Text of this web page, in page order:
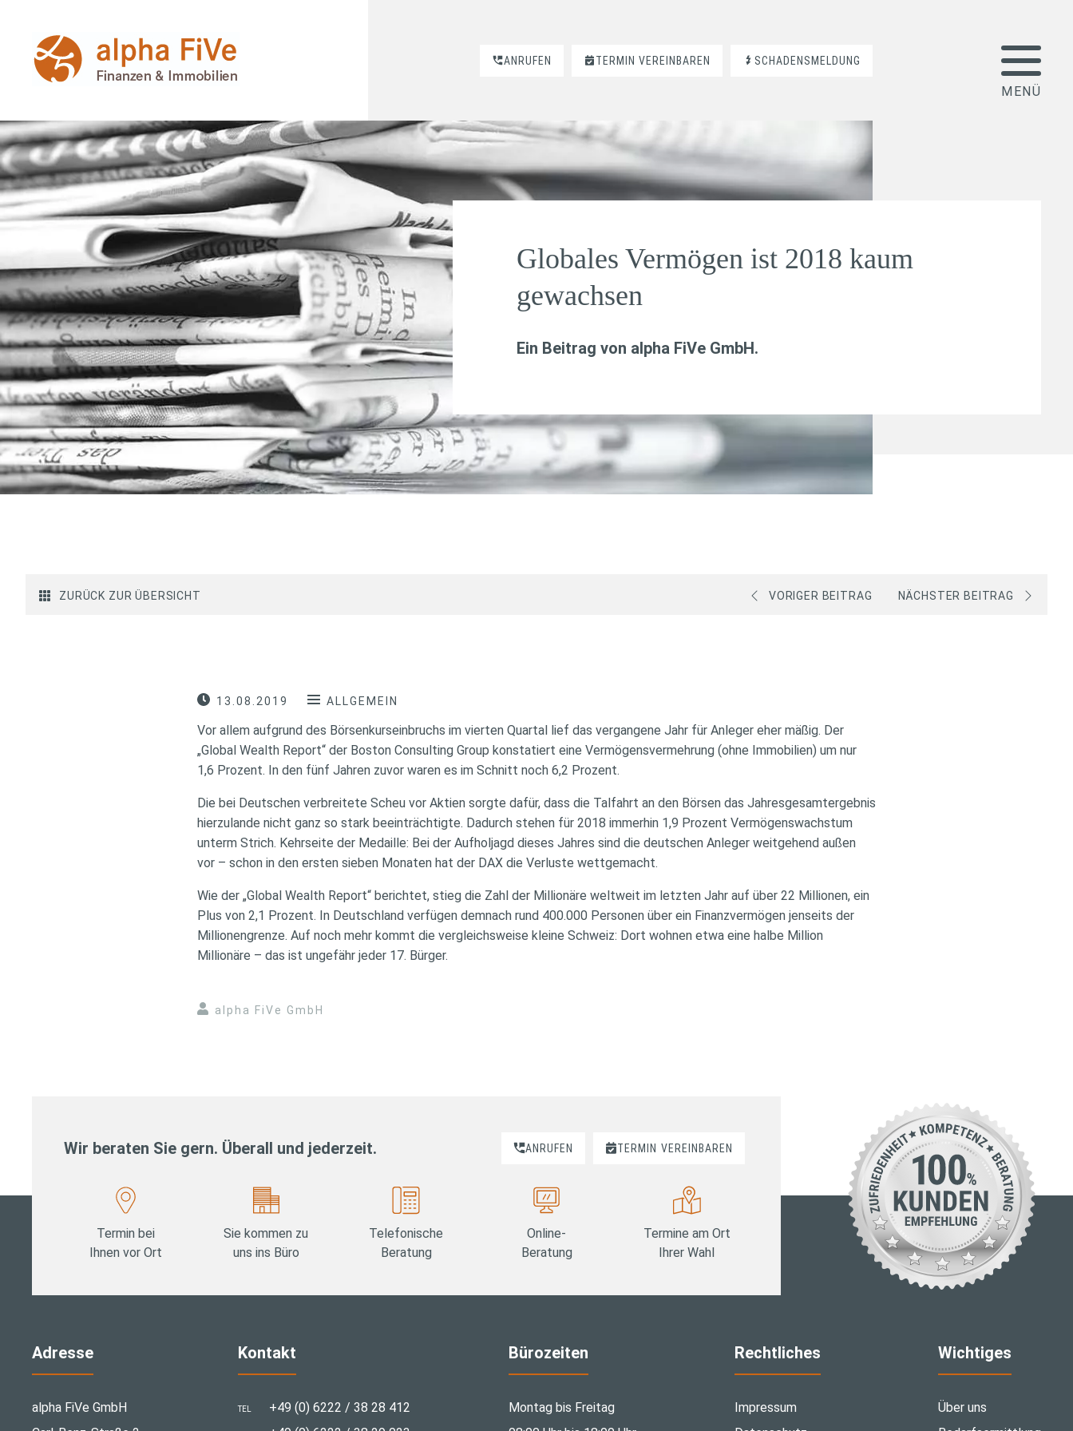
ANRUFEN TERMIN VEREINBAREN SCHADENSMELDUNG
Globales Vermögen ist 2018 kaum
gewachsen
Ein Beitrag von alpha FiVe GmbH.
ZURÜCK ZUR ÜBERSICHT VORIGER BEITRAG NÄCHSTER BEITRAG
13.08.2019 ALLGEMEIN
Vor allem aufgrund des Börsenkurseinbruchs im vierten Quartal lief das vergangene Jahr für Anleger eher mäßig. Der
„Global Wealth Report“ der Boston Consulting Group konstatiert eine Vermögensvermehrung (ohne Immobilien) um nur
1,6 Prozent. In den fünf Jahren zuvor waren es im Schnitt noch 6,2 Prozent.
Die bei Deutschen verbreitete Scheu vor Aktien sorgte dafür, dass die Talfahrt an den Börsen das Jahresgesamtergebnis
hierzulande nicht ganz so stark beeinträchtigte. Dadurch stehen für 2018 immerhin 1,9 Prozent Vermögenswachstum
unterm Strich. Kehrseite der Medaille: Bei der Aufholjagd dieses Jahres sind die deutschen Anleger weitgehend außen
vor – schon in den ersten sieben Monaten hat der DAX die Verluste wettgemacht.
Wie der „Global Wealth Report“ berichtet, stieg die Zahl der Millionäre weltweit im letzten Jahr auf über 22 Millionen, ein
Plus von 2,1 Prozent. In Deutschland verfügen demnach rund 400.000 Personen über ein Finanzvermögen jenseits der
Millionengrenze. Auf noch mehr kommt die vergleichsweise kleine Schweiz: Dort wohnen etwa eine halbe Million
Millionäre – das ist ungefähr jeder 17. Bürger.
alpha FiVe GmbH
Wir beraten Sie gern. Überall und jederzeit. ANRUFEN TERMIN VEREINBAREN
Termin bei
Ihnen vor Ort
Sie kommen zu
uns ins Büro
Telefonische
Beratung
Online-
Beratung
Termine am Ort
Ihrer Wahl
Adresse
alpha FiVe GmbH
Kontakt
TEL +49 (0) 6222 / 38 28 412
Bürozeiten
Montag bis Freitag
Rechtliches
Impressum
Wichtiges
Über uns